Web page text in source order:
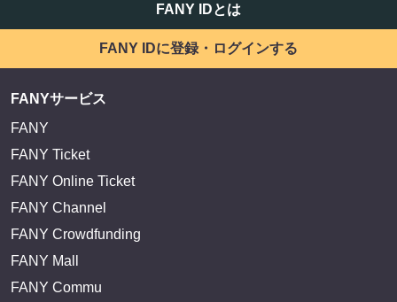
FANY IDとは
FANY IDに登録・ログインする
FANYサービス
FANY
FANY Ticket
FANY Online Ticket
FANY Channel
FANY Crowdfunding
FANY Mall
FANY Commu